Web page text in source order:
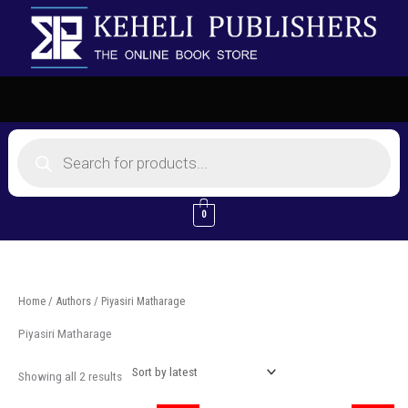
content
Products
0
Home / Authors / Piyasiri Matharage
Piyasiri Matharage
Showing all 2 results
Sorted
by